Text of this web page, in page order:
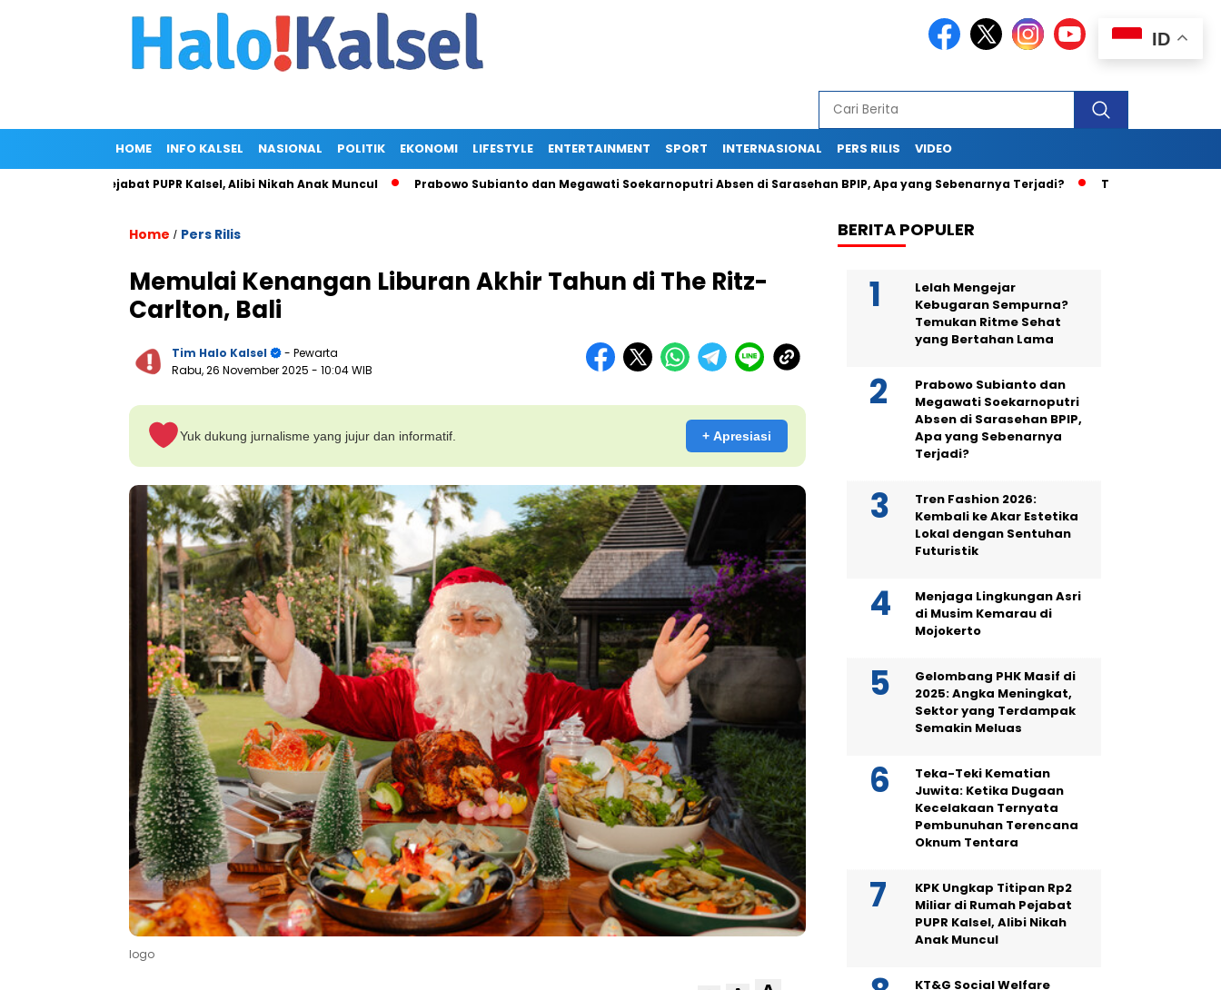
HOME INFO KALSEL NASIONAL POLITIK EKONOMI LIFESTYLE ENTERTAINMENT SPORT INTERNASIONAL PERS RILIS VIDEO
Pejabat PUPR Kalsel, Alibi Nikah Anak Muncul Prabowo Subianto dan Megawati Soekarnoputri Absen di Sarasehan BPIP, Apa yang Sebenarnya Terjadi? Teka-Teki Kematian
Home / Pers Rilis
Memulai Kenangan Liburan Akhir Tahun di The Ritz-
Carlton, Bali
Tim Halo Kalsel
- Pewarta
Rabu, 26 November 2025 - 10:04 WIB
Yuk dukung jurnalisme yang jujur dan informatif. + Apresiasi
logo
BERITA POPULER
Lelah Mengejar
Kebugaran Sempurna?
Temukan Ritme Sehat
yang Bertahan Lama
Prabowo Subianto dan
Megawati Soekarnoputri
Absen di Sarasehan BPIP,
Apa yang Sebenarnya
Terjadi?
Tren Fashion 2026:
Kembali ke Akar Estetika
Lokal dengan Sentuhan
Futuristik
Menjaga Lingkungan Asri
di Musim Kemarau di
Mojokerto
Gelombang PHK Masif di
2025: Angka Meningkat,
Sektor yang Terdampak
Semakin Meluas
Teka-Teki Kematian
Juwita: Ketika Dugaan
Kecelakaan Ternyata
Pembunuhan Terencana
Oknum Tentara
KPK Ungkap Titipan Rp2
Miliar di Rumah Pejabat
PUPR Kalsel, Alibi Nikah
Anak Muncul
KT&G Social Welfare
ID